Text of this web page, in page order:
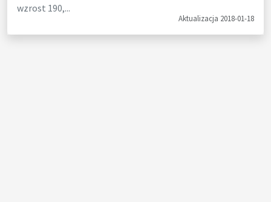
wzrost 190,...
Aktualizacja 2018-01-18